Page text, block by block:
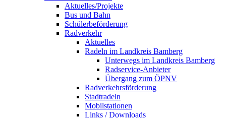
Aktuelles/Projekte
Bus und Bahn
Schülerbeförderung
Radverkehr
Aktuelles
Radeln im Landkreis Bamberg
Unterwegs im Landkreis Bamberg
Radservice-Anbieter
Übergang zum ÖPNV
Radverkehrsförderung
Stadtradeln
Mobilstationen
Links / Downloads